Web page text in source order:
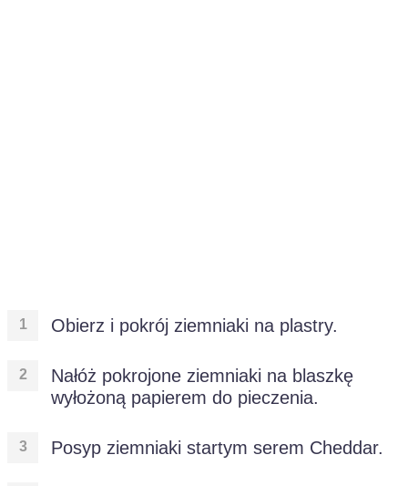
Obierz i pokrój ziemniaki na plastry.
Nałóż pokrojone ziemniaki na blaszkę
wyłożoną papierem do pieczenia.
Posyp ziemniaki startym serem Cheddar.